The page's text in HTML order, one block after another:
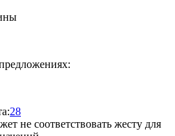
28
не соответствовать жесту для